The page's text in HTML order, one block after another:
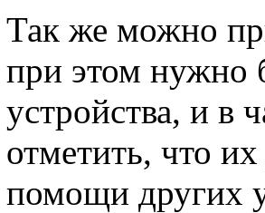
Так же можно
при этом нужно
устройства, и в
отметить, что
помощи других